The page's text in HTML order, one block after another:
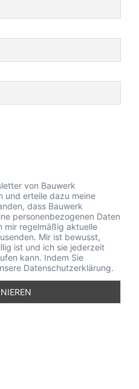
von Bauwerk
und erteile dazu meine
dass Bauwerk
personenbezogenen Daten
mir regelmäßig aktuelle
Mir ist bewusst,
ist und ich sie jederzeit
kann. Indem Sie
Datenschutzerklärung.